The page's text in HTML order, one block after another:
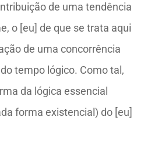
de uma tendência
o [eu] de que se trata aqui
de uma concorrência
tempo lógico. Como tal,
da lógica essencial
forma existencial) do [eu]